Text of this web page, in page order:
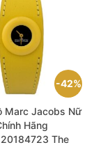
42%
Marc Jacobs Nữ
Hãng
The